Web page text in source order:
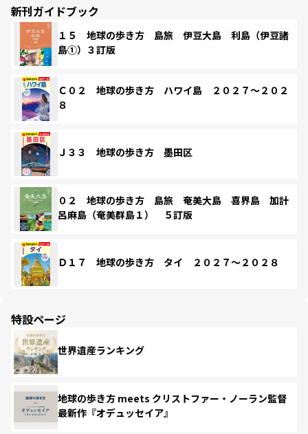
新刊ガイドブック
１５ 地球の歩き方 島旅 伊豆大島 利島（伊豆諸
島①）３訂版
Ｃ０２ 地球の歩き方 ハワイ島 ２０２７～２０２
８
Ｊ３３ 地球の歩き方 墨田区
０２ 地球の歩き方 島旅 奄美大島 喜界島 加計
呂麻島（奄美群島１） ５訂版
Ｄ１７ 地球の歩き方 タイ ２０２７～２０２８
特設ページ
世界遺産ランキング
地球の歩き方 meets クリストファー・ノーラン監督
最新作『オデュッセイア』